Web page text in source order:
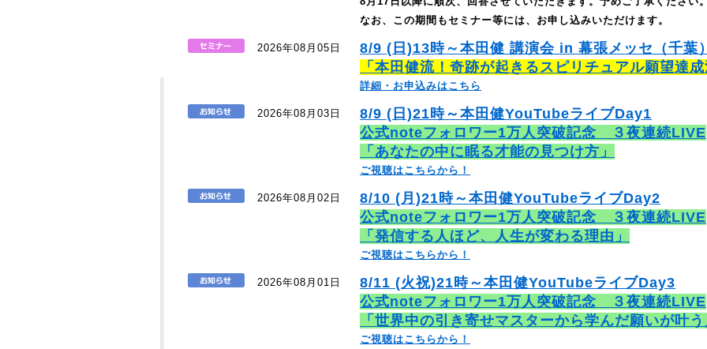
なお、この期間もセミナー等には、お申し込みいただけます。
2026年08月05日
8/9 (日)13時～本田健 講演会 in 幕張メッセ（千葉
「本田健流！奇跡が起きるスピリチュアル願望達
詳細・お申込みはこちら
2026年08月03日
8/9 (日)21時～本田健YouTubeライブDay1
公式noteフォロワー1万人突破記念 ３夜連続LIVE
「あなたの中に眠る才能の見つけ方」
ご視聴はこちらから！
2026年08月02日
8/10 (月)21時～本田健YouTubeライブDay2
公式noteフォロワー1万人突破記念 ３夜連続LIVE
「発信する人ほど、人生が変わる理由」
ご視聴はこちらから！
2026年08月01日
8/11 (火祝)21時～本田健YouTubeライブDay3
公式noteフォロワー1万人突破記念 ３夜連続LIVE
「世界中の引き寄せマスターから学んだ願いが叶
ご視聴はこちらから！